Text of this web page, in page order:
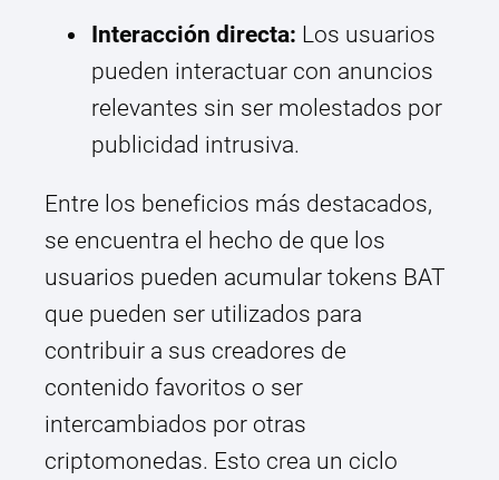
Interacción directa: Los usuarios
pueden interactuar con anuncios
relevantes sin ser molestados por
publicidad intrusiva.
Entre los beneficios más destacados,
se encuentra el hecho de que los
usuarios pueden acumular tokens BAT
que pueden ser utilizados para
contribuir a sus creadores de
contenido favoritos o ser
intercambiados por otras
criptomonedas. Esto crea un ciclo